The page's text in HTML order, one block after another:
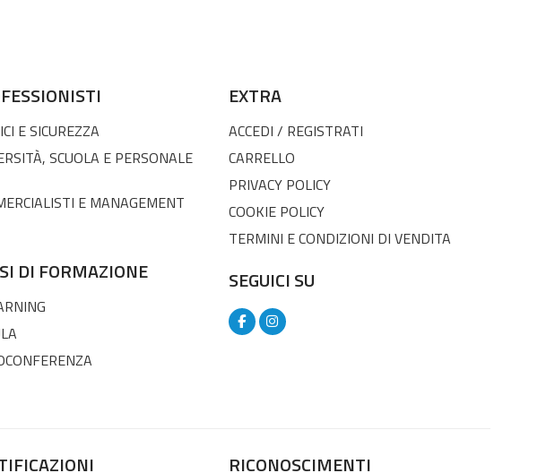
E SICUREZZA
SCUOLA E PERSONALE
E MANAGEMENT
DI FORMAZIONE
EXTRA
ACCEDI / REGISTRATI
CARRELLO
PRIVACY POLICY
COOKIE POLICY
TERMINI E CONDIZIONI DI VENDITA
SEGUICI SU
RICONOSCIMENTI